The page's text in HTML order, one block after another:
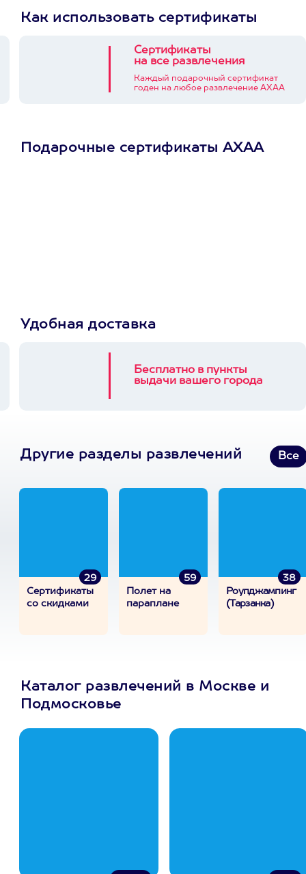
Как использовать сертификаты
Сертификаты
на все развлечения
Каждый подарочный сертификат
годен на любое развлечение АХАА
Подарочные сертификаты АХАА
Удобная доставка
Бесплатно в пункты
выдачи вашего города
Другие разделы развлечений Все
29
Сертификаты
со скидками
59
Полет на
параплане
38
Роупджампинг
(Тарзанка)
Каталог развлечений в Москве и
Подмосковье